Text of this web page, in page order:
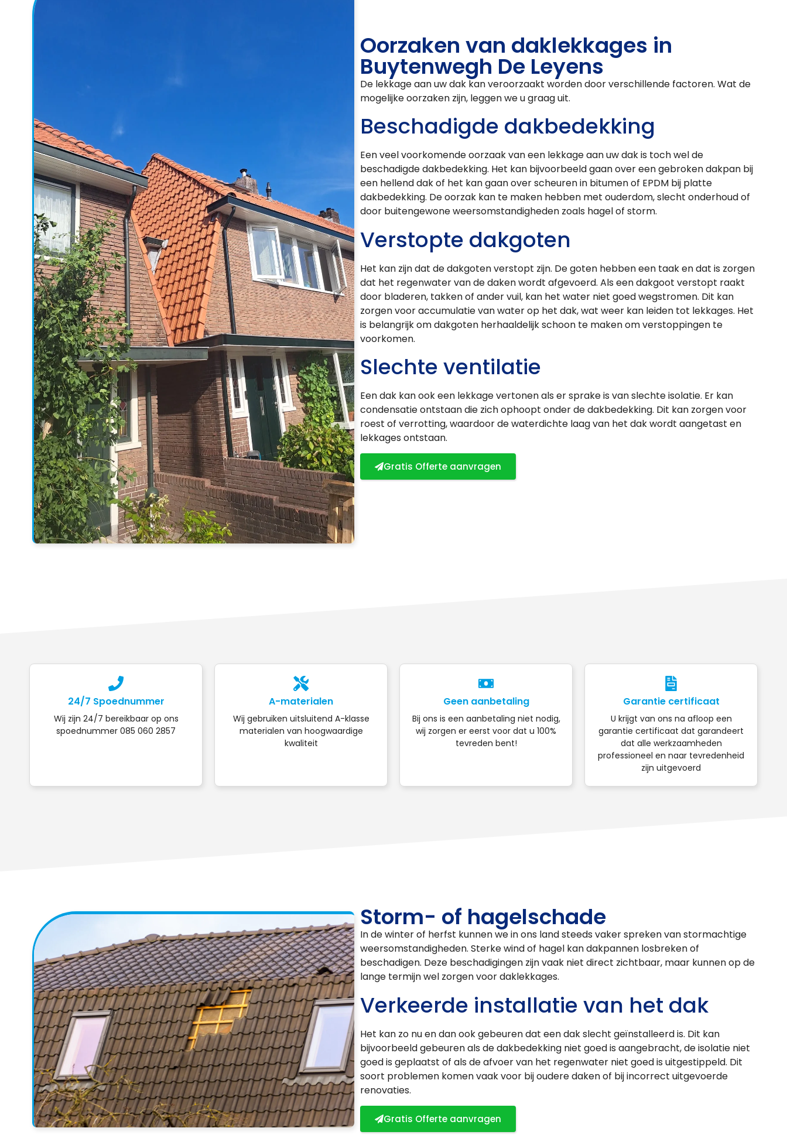
Oorzaken van daklekkages in
Buytenwegh De Leyens
De lekkage aan uw dak kan veroorzaakt worden door verschillende factoren. Wat de
mogelijke oorzaken zijn, leggen we u graag uit.
Beschadigde dakbedekking
Een veel voorkomende oorzaak van een lekkage aan uw dak is toch wel de
beschadigde dakbedekking. Het kan bijvoorbeeld gaan over een gebroken dakpan bij
een hellend dak of het kan gaan over scheuren in bitumen of EPDM bij platte
dakbedekking. De oorzak kan te maken hebben met ouderdom, slecht onderhoud of
door buitengewone weersomstandigheden zoals hagel of storm.
Verstopte dakgoten
Het kan zijn dat de dakgoten verstopt zijn. De goten hebben een taak en dat is zorgen
dat het regenwater van de daken wordt afgevoerd. Als een dakgoot verstopt raakt
door bladeren, takken of ander vuil, kan het water niet goed wegstromen. Dit kan
zorgen voor accumulatie van water op het dak, wat weer kan leiden tot lekkages. Het
is belangrijk om dakgoten herhaaldelijk schoon te maken om verstoppingen te
voorkomen.
Slechte ventilatie
Een dak kan ook een lekkage vertonen als er sprake is van slechte isolatie. Er kan
condensatie ontstaan die zich ophoopt onder de dakbedekking. Dit kan zorgen voor
roest of verrotting, waardoor de waterdichte laag van het dak wordt aangetast en
lekkages ontstaan.
Gratis Offerte aanvragen
24/7 Spoednummer
Wij zijn 24/7 bereikbaar op ons
spoednummer 085 060 2857
A-materialen
Wij gebruiken uitsluitend A-klasse
materialen van hoogwaardige
kwaliteit
Geen aanbetaling
Bij ons is een aanbetaling niet nodig,
wij zorgen er eerst voor dat u 100%
tevreden bent!
Garantie certificaat
U krijgt van ons na afloop een
garantie certificaat dat garandeert
dat alle werkzaamheden
professioneel en naar tevredenheid
zijn uitgevoerd
Storm- of hagelschade
In de winter of herfst kunnen we in ons land steeds vaker spreken van stormachtige
weersomstandigheden. Sterke wind of hagel kan dakpannen losbreken of
beschadigen. Deze beschadigingen zijn vaak niet direct zichtbaar, maar kunnen op de
lange termijn wel zorgen voor daklekkages.
Verkeerde installatie van het dak
Het kan zo nu en dan ook gebeuren dat een dak slecht geïnstalleerd is. Dit kan
bijvoorbeeld gebeuren als de dakbedekking niet goed is aangebracht, de isolatie niet
goed is geplaatst of als de afvoer van het regenwater niet goed is uitgestippeld. Dit
soort problemen komen vaak voor bij oudere daken of bij incorrect uitgevoerde
renovaties.
Gratis Offerte aanvragen